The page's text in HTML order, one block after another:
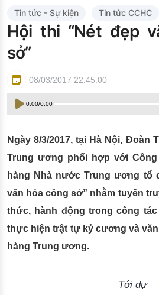
Đào tạo ISO
Tin tức - Sự kiện Tin tức CCHC
Hội thi “Nét đẹp
sở”
08/03/2017 22:45:00
0:00/0:00
Ngày 8/3/2017, tại Hà Nội, Đoàn
Trung ương phối hợp với
hàng Nhà nước Trung ương tổ
văn hóa công sở” nhằm tuyên
thức, hành động trong công
thực hiện trật tự kỷ cương và
hàng Trung ương.
Tới dự